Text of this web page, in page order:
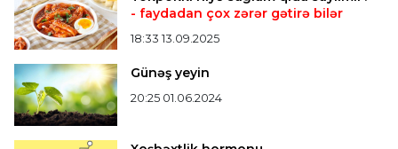
- faydadan çox zərər gətirə bilər
18:33 13.09.2025
Günəş yeyin
20:25 01.06.2024